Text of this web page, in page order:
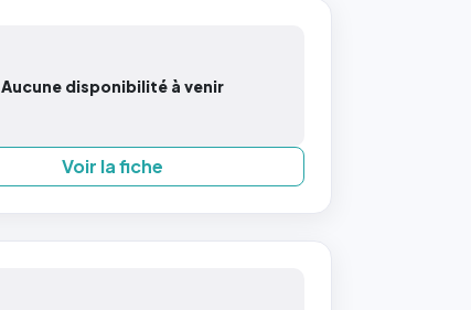
Aucune disponibilité à venir
Voir la fiche